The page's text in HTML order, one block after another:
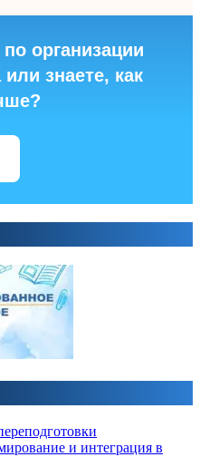
организации
знаете, как
и интеграция в